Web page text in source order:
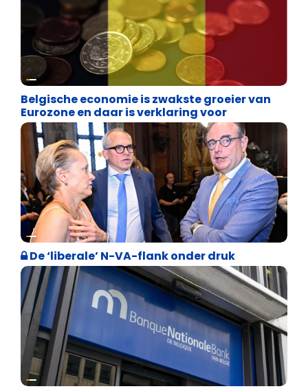
Binnenland politiek
Belgische economie is zwakste groeier van
Eurozone en daar is verklaring voor
Binnenland politiek
De ‘liberale’ N-VA-flank onder druk
Binnenland politiek